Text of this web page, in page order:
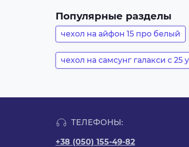
Популярные разделы
чехол на айфон 15 про белый
чехол на самсунг галакси с 25
ТЕЛЕФОНЫ:
+38 (050) 155-49-82